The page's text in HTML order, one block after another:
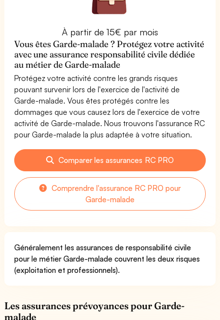
À partir de 15€ par mois
Vous êtes Garde-malade ? Protégez votre activité
avec une assurance responsabilité civile dédiée
au métier de Garde-malade
Protégez votre activité contre les grands risques
pouvant survenir lors de l'exercice de l'activité de
Garde-malade. Vous êtes protégés contre les
dommages que vous causez lors de l'exercice de votre
activité de Garde-malade. Nous trouvons l'assurance RC
pour Garde-malade la plus adaptée à votre situation.
Comparer les assurances RC PRO
Comprendre l'assurance RC PRO pour
Garde-malade
Généralement les assurances de responsabilité civile
pour le métier Garde-malade couvrent les deux risques
(exploitation et professionnels).
Les assurances prévoyances pour Garde-
malade